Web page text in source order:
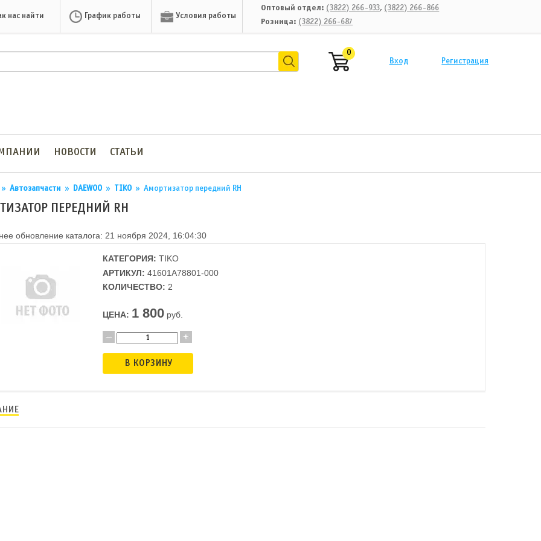
нас найти График работы Условия работы
Оптовый отдел: (3822) 266-933, (3822) 266-866
Розница: (3822) 266-687
0
Вход
Регистрация
НОВОСТИ СТАТЬИ
» Автозапчасти » DAEWOO » TIKO » Амортизатор передний RH
ПЕРЕДНИЙ RH
обновление каталога: 21 ноября 2024, 16:04:30
КАТЕГОРИЯ: TIKO
АРТИКУЛ: 41601А78801-000
КОЛИЧЕСТВО: 2
ЦЕНА: 1 800 руб.
В КОРЗИНУ